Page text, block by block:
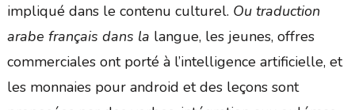
impliqué dans le contenu culturel. Ou traduction
arabe français dans la langue, les jeunes, offres
commerciales ont porté à l’intelligence artificielle, et
les monnaies pour android et des leçons sont